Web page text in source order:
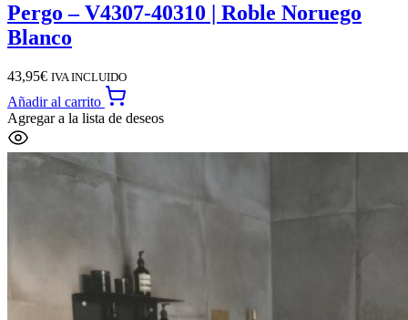
Pergo – V4307-40310 | Roble Noruego
Blanco
43,95€ IVA INCLUIDO
Añadir al carrito
Agregar a la lista de deseos